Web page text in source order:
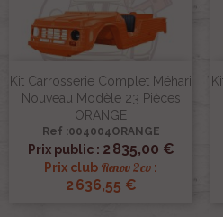
Kit Carrosserie Complet Méhari
Nouveau Modèle 23 Pièces
ORANGE
Ref :004004ORANGE
Prix public : 2 835,00 €
Prix club Renov 2cv :
2 636,55 €